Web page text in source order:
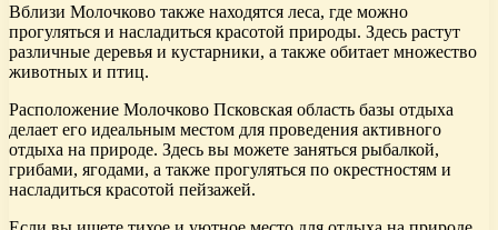
Вблизи Молочково также находятся леса, где можно
прогуляться и насладиться красотой природы. Здесь растут
различные деревья и кустарники, а также обитает множество
животных и птиц.
Расположение Молочково Псковская область базы отдыха
делает его идеальным местом для проведения активного
отдыха на природе. Здесь вы можете заняться рыбалкой,
грибами, ягодами, а также прогуляться по окрестностям и
насладиться красотой пейзажей.